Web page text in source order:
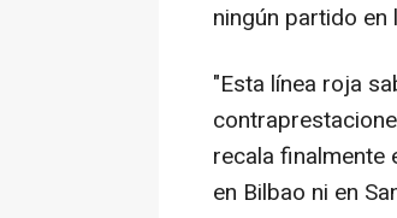
ningún partido en
"Esta línea roja
recala finalmente
en Bilbao ni en